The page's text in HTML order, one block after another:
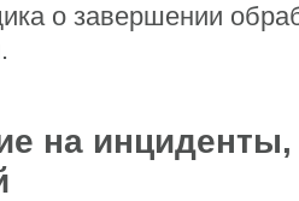
о завершении
на